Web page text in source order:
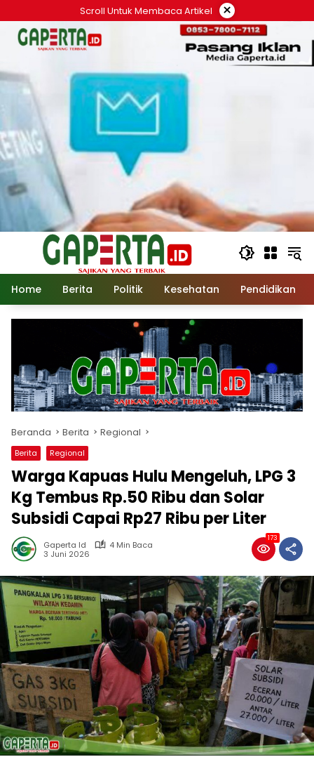
ke
konten
Scroll Untuk Membaca Artikel ×
Home Berita Politik Kesehatan Pendidikan
Beranda Berita Regional
Berita Regional
Warga Kapuas Hulu Mengeluh, LPG 3
Kg Tembus Rp.50 Ribu dan Solar
Subsidi Capai Rp27 Ribu per Liter
Gaperta Id
4 Min Baca
3 Juni 2026
173